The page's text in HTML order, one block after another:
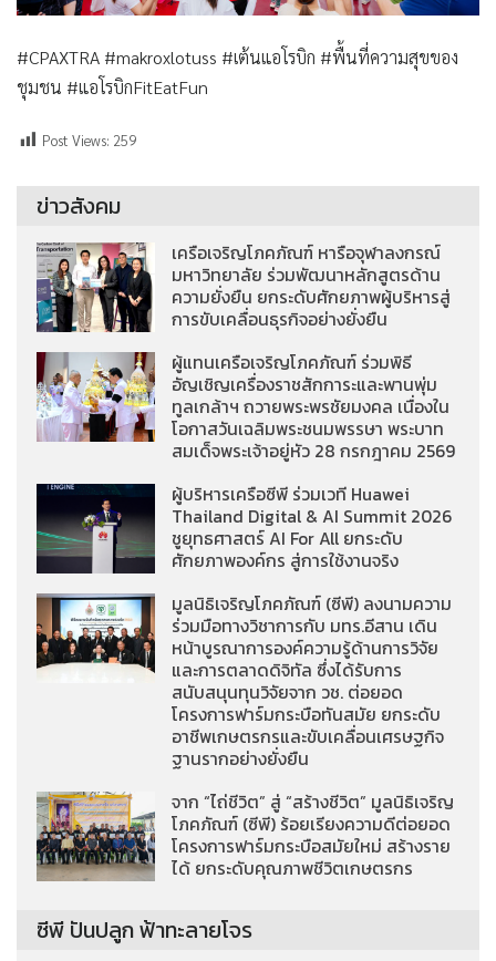
#CPAXTRA #makroxlotuss #เต้นแอโรบิก #พื้นที่ความสุขของ
ชุมชน #แอโรบิกFitEatFun
Post Views: 259
ข่าวสังคม
เครือเจริญโภคภัณฑ์ หารือจุฬาลงกรณ์
มหาวิทยาลัย ร่วมพัฒนาหลักสูตรด้าน
ความยั่งยืน ยกระดับศักยภาพผู้บริหารสู่
การขับเคลื่อนธุรกิจอย่างยั่งยืน
ผู้แทนเครือเจริญโภคภัณฑ์ ร่วมพิธี
อัญเชิญเครื่องราชสักการะและพานพุ่ม
ทูลเกล้าฯ ถวายพระพรชัยมงคล เนื่องใน
โอกาสวันเฉลิมพระชนมพรรษา พระบาท
สมเด็จพระเจ้าอยู่หัว 28 กรกฎาคม 2569
ผู้บริหารเครือซีพี ร่วมเวที Huawei
Thailand Digital & AI Summit 2026
ชูยุทธศาสตร์ AI For All ยกระดับ
ศักยภาพองค์กร สู่การใช้งานจริง
มูลนิธิเจริญโภคภัณฑ์ (ซีพี) ลงนามความ
ร่วมมือทางวิชาการกับ มทร.อีสาน เดิน
หน้าบูรณาการองค์ความรู้ด้านการวิจัย
และการตลาดดิจิทัล ซึ่งได้รับการ
สนับสนุนทุนวิจัยจาก วช. ต่อยอด
โครงการฟาร์มกระบือทันสมัย ยกระดับ
อาชีพเกษตรกรและขับเคลื่อนเศรษฐกิจ
ฐานรากอย่างยั่งยืน
จาก “ไถ่ชีวิต” สู่ “สร้างชีวิต” มูลนิธิเจริญ
โภคภัณฑ์ (ซีพี) ร้อยเรียงความดีต่อยอด
โครงการฟาร์มกระบือสมัยใหม่ สร้างราย
ได้ ยกระดับคุณภาพชีวิตเกษตรกร
ซีพี ปันปลูก ฟ้าทะลายโจร